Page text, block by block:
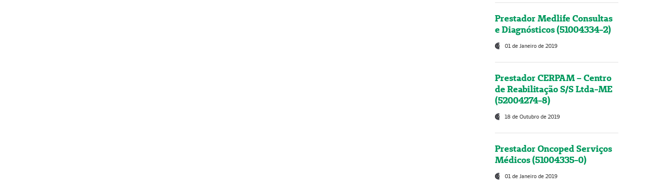
Prestador Medlife Consultas
e Diagnósticos (51004334-2)
01 de Janeiro de 2019
Prestador CERPAM – Centro
de Reabilitação S/S Ltda-ME
(52004274-8)
18 de Outubro de 2019
Prestador Oncoped Serviços
Médicos (51004335-0)
01 de Janeiro de 2019